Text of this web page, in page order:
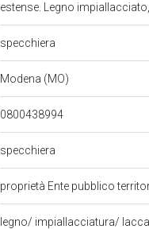
estense. Legno
specchiera
Modena (MO)
0800438994
specchiera
proprietà Ente pubblico
legno/ impiallacciatura/